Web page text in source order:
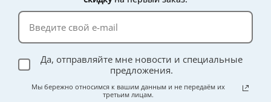
эффективности.
Да, отправляйте мне новости и специальные
предложения.
Мы бережно относимся к вашим данным и не передаём их
третьим лицам.